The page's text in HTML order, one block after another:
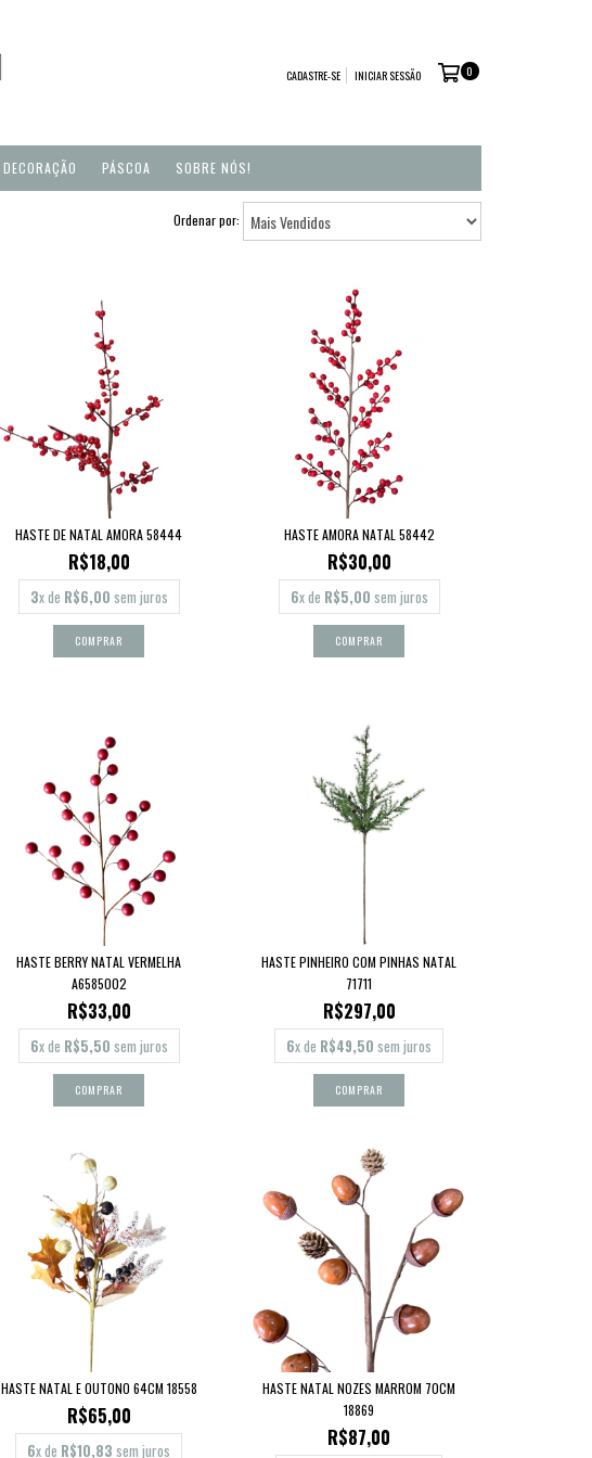
CADASTRE-SE INICIAR SESSÃO 0
DECORAÇÃO PÁSCOA SOBRE NÓS!
Ordenar por:
HASTE DE NATAL AMORA 58444
R$18,00
3x de R$6,00 sem juros
HASTE AMORA NATAL 58442
R$30,00
6x de R$5,00 sem juros
HASTE BERRY NATAL VERMELHA
A6585002
R$33,00
6x de R$5,50 sem juros
HASTE PINHEIRO COM PINHAS NATAL
71711
R$297,00
6x de R$49,50 sem juros
HASTE NATAL E OUTONO 64CM 18558
R$65,00
6x de R$10,83 sem juros
HASTE NATAL NOZES MARROM 70CM
18869
R$87,00